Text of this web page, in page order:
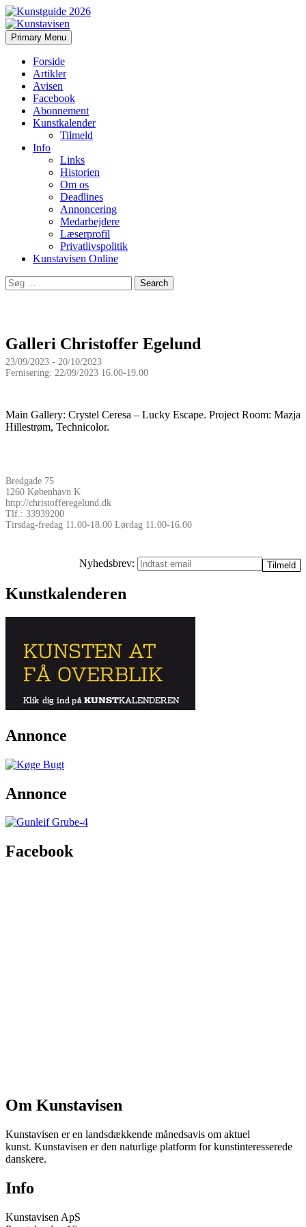
Kunstavisen
Search
Primary Menu Skip
to
Forside
Artikler
Avisen
Facebook
Abonnement
Kunstkalender
Tilmeld
Info
Links
Historien
Om os
Deadlines
Annoncering
Medarbejdere
Læserprofil
Privatlivspolitik
Kunstavisen Online
Search
for:
Galleri Christoffer Egelund
23/09/2023 - 20/10/2023
Fernisering: 22/09/2023 16.00-19.00
Main Gallery: Crystel Ceresa – Lucky Escape. Project Room: Mazja
Hillestrøm, Technicolor.
Bredgade 75
1260 København K
http://christofferegelund.dk
Tlf.: 33939200
Tirsdag-fredag 11.00-18.00 Lørdag 11.00-16.00
Nyhedsbrev:
Kunstkalenderen
Annonce
Annonce
Facebook
Om Kunstavisen
Kunstavisen er en landsdækkende månedsavis om aktuel
kunst. Kunstavisen er den naturlige platform for kunstinteresserede
danskere.
Info
Kunstavisen ApS